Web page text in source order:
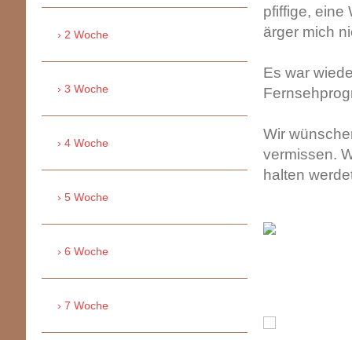
pfiffige, eine
ärger mich
Es war
Wir
vermissen.
halten
2 Woche
3 Woche
4 Woche
5 Woche
6 Woche
7 Woche